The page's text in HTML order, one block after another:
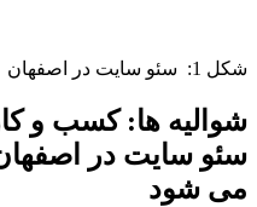
شكل 1: سئو سایت در اصفهان
شوالیه ها: کسب و
سئو سایت در
می شود